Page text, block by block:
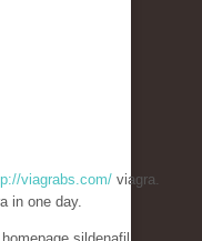
viagrabs.com/ viagra.
in one day.